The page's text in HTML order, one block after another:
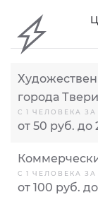
города
С 1 ЧЕЛОВЕКА
от 50 руб. до
С 1 ЧЕЛОВЕКА
от 100 руб.